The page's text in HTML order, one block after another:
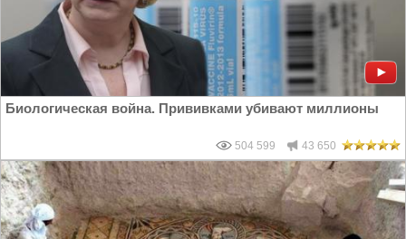
Биологическая война. Прививками убивают миллионы
504 599 43 650